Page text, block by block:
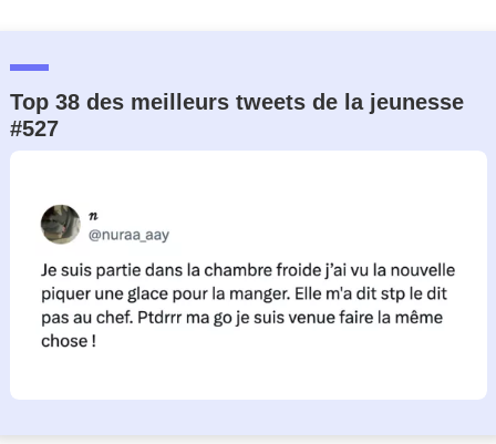
Top 38 des meilleurs tweets de la jeunesse
#527